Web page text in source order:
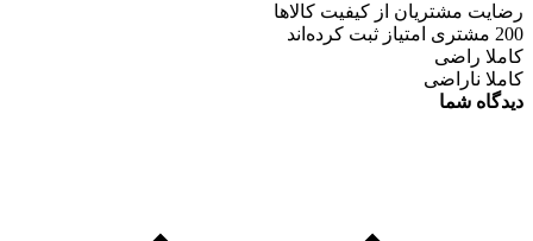
رضایت مشتریان از کیفیت کالاها
200 مشتری امتیاز ثبت کرده‌اند
کاملا راضی
کاملا ناراضی
دیدگاه شما